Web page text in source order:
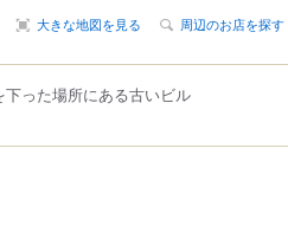
大きな地図を見る 周辺のお店を探す
った場所にある古いビル